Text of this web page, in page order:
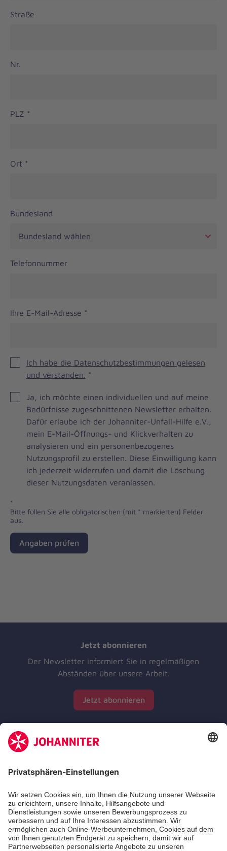
Straße
Nr.
PLZ *
Ort *
Bundesland
Telefonnummer
Ihre E-Mail-Adresse *
Ich habe die Datenschutzbestimmungen gelesen
und verstanden. *
Brevo
Newsletter
Checkbox
Ja, ich möchte einen individuellen und auf meine
Bedürfnisse zugeschnittenen Newsletter erhalten.
Dafür erlaube ich der Johanniter-Unfall-Hilfe e.V.,
mein E-Mail-Öffnungs- und Klickverhalten zu
analysieren und ein personenbezogenes
Nutzungsprofil zu erstellen. Diese Einwilligung kann
ich jederzeit widerrufen und damit die Löschung
dieser Nutzungsdaten veranlassen.
*
Bitte füllen Sie alle obligatorischen (mit * markierten) Felder
aus.
Angaben prüfen
Jetzt abonnieren
Der Newsletter informiert Sie in regelmäßigen
Abständen über unsere Arbeit.
Jetzt abonnieren
Zertifizierung der Johanniter-Unfall-Hilfe e.V.
Die Johanniter GmbH führt das Spendenzertifikat
des Deutschen Spendenrats e.V.